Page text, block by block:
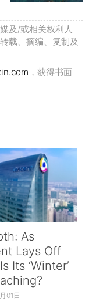
及/或相关权利人
载、摘编、复制及
，获得书面
As
Lays Off
Its ‘Winter’
01日